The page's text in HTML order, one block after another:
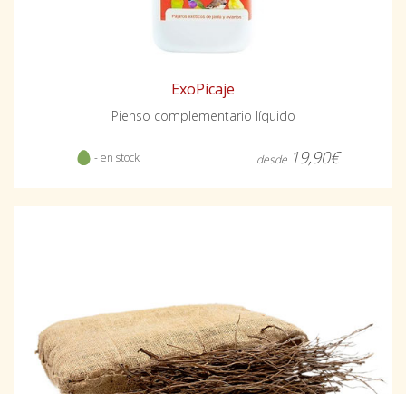
ExoPicaje
Pienso complementario líquido
- en stock desde 19,90€